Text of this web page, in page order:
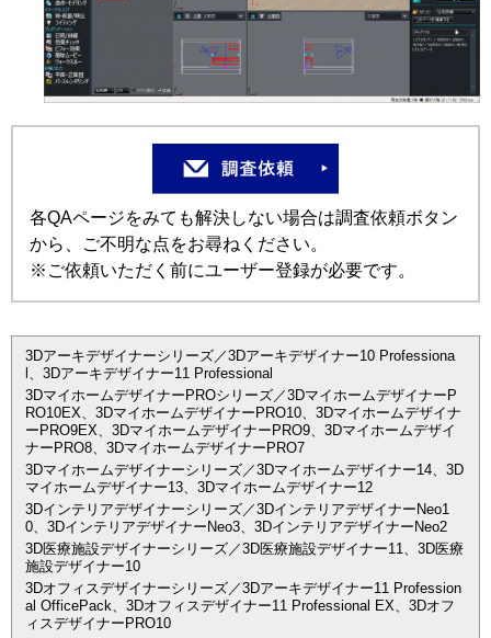
各QAページをみても解決しない場合は調査依頼ボタン
から、ご不明な点をお尋ねください。
※ご依頼いただく前にユーザー登録が必要です。
3Dアーキデザイナーシリーズ／3Dアーキデザイナー10 Professiona
l、3Dアーキデザイナー11 Professional
3DマイホームデザイナーPROシリーズ／3DマイホームデザイナーP
RO10EX、3DマイホームデザイナーPRO10、3Dマイホームデザイナ
ーPRO9EX、3DマイホームデザイナーPRO9、3Dマイホームデザイ
ナーPRO8、3DマイホームデザイナーPRO7
3Dマイホームデザイナーシリーズ／3Dマイホームデザイナー14、3D
マイホームデザイナー13、3Dマイホームデザイナー12
3Dインテリアデザイナーシリーズ／3DインテリアデザイナーNeo1
0、3DインテリアデザイナーNeo3、3DインテリアデザイナーNeo2
3D医療施設デザイナーシリーズ／3D医療施設デザイナー11、3D医療
施設デザイナー10
3Dオフィスデザイナーシリーズ／3Dアーキデザイナー11 Profession
al OfficePack、3Dオフィスデザイナー11 Professional EX、3Dオフ
ィスデザイナーPRO10